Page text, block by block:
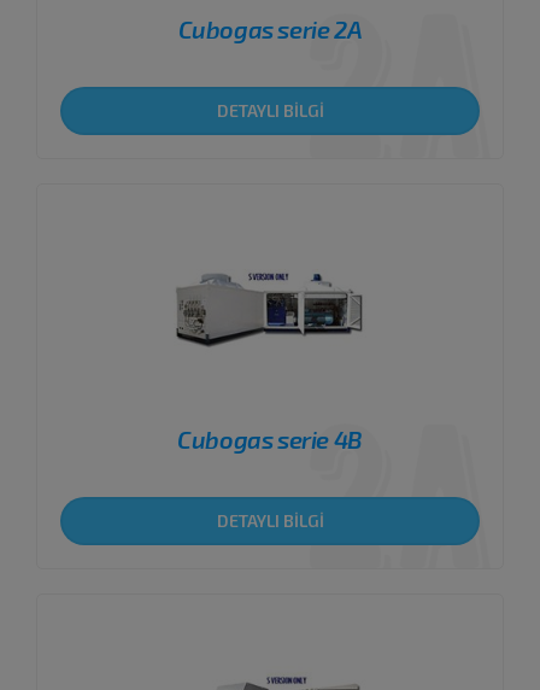
Cubogas serie 2A
DETAYLI BİLGİ
Cubogas serie 4B
DETAYLI BİLGİ